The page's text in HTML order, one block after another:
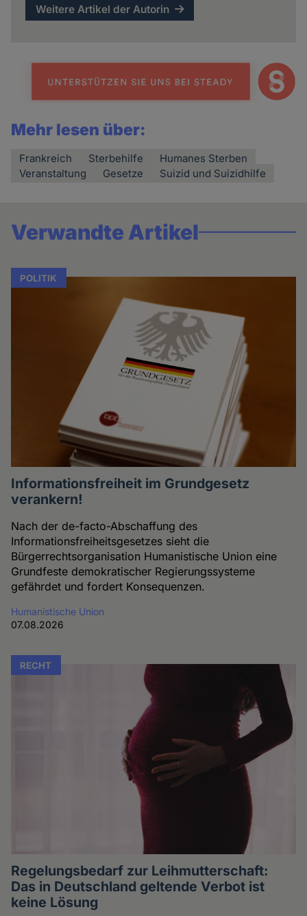
Weitere Artikel der Autorin
Mehr lesen über:
Frankreich Sterbehilfe
Humanes Sterben
Veranstaltung
Gesetze Suizid und Suizidhilfe
Verwandte Artikel
POLITIK
Informationsfreiheit im Grundgesetz
verankern!
Nach der de-facto-Abschaffung des
Informationsfreiheitsgesetzes sieht die
Bürgerrechtsorganisation Humanistische Union eine
Grundfeste demokratischer Regierungssysteme
gefährdet und fordert Konsequenzen.
Humanistische Union
07.08.2026
RECHT
Regelungsbedarf zur Leihmutterschaft:
Das in Deutschland geltende Verbot ist
keine Lösung